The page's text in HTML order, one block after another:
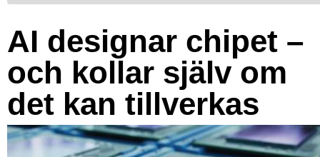
AI designar chipet –
och kollar själv om
det kan tillverkas